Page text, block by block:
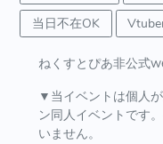
当日不在OK
ねくすとぴあ非公式
▼当イベントは個人
ン同人イベントです
いません。